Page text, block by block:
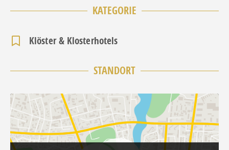
KATEGORIE
Klöster & Klosterhotels
STANDORT